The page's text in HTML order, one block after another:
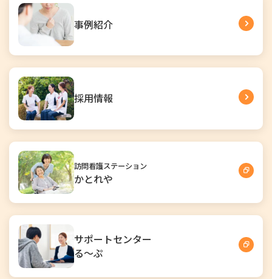
事例紹介
採用情報
訪問看護ステーション
かとれや
サポートセンター
る～ぷ